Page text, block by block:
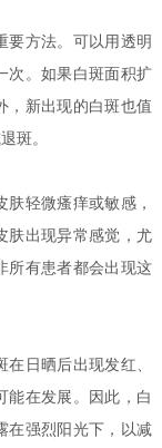
方法。可以用透明
次。如果白斑面积扩
，新出现的白斑也值
斑。
轻微瘙痒或敏感，
肤出现异常感觉，尤
所有患者都会出现这
日晒后出现发红、
能在发展。因此，白
在强烈阳光下，以减